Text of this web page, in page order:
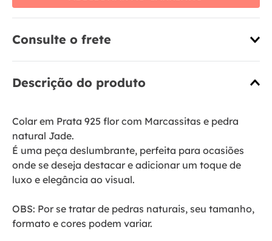
Consulte o frete
Descrição do produto
Colar em Prata 925 flor com Marcassitas e pedra
natural Jade.
É uma peça deslumbrante, perfeita para ocasiões
onde se deseja destacar e adicionar um toque de
luxo e elegância ao visual.
OBS: Por se tratar de pedras naturais, seu tamanho,
formato e cores podem variar.